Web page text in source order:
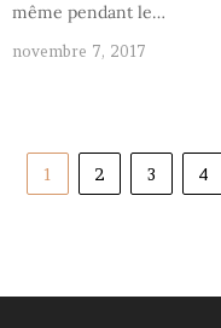
même pendant le…
novembre 7, 2017
1 2 3 4